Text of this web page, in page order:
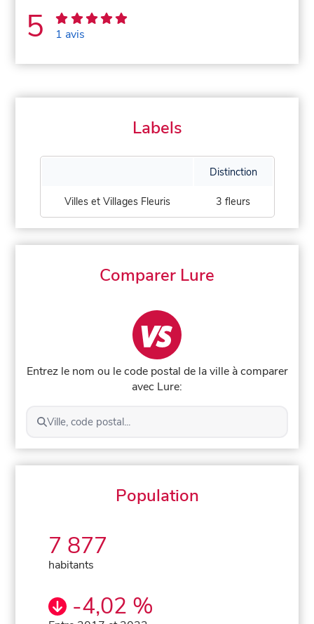
5 1 avis
Labels
Distinction
Villes et Villages Fleuris 3 fleurs
Comparer Lure
Entrez le nom ou le code postal de la ville à comparer
avec Lure:
Ville, code postal...
Population
7 877
habitants
-4,02 %